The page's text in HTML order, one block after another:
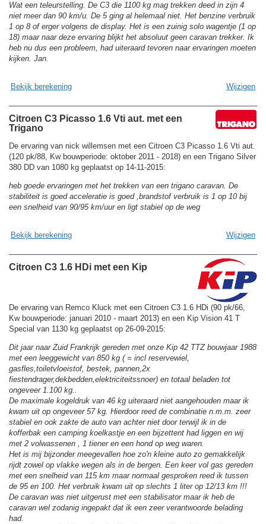
Wat een teleurstelling. De C3 die 1100 kg mag trekken deed in zijn 4
niet meer dan 90 km/u. De 5 ging al helemaal niet. Het benzine verbruik
1 op 8 of erger volgens de display. Het is een zuinig solo wagentje (1 op
18) maar naar deze ervaring blijkt het absoluut geen caravan trekker. Ik
heb nu dus een probleem, had uiteraard tevoren naar ervaringen moeten
kijken. Jan.
Bekijk berekening Wijzigen
Citroen C3 Picasso 1.6 Vti aut. met een
Trigano
De ervaring van nick willemsen met een Citroen C3 Picasso 1.6 Vti aut.
(120 pk/88, Kw bouwperiode: oktober 2011 - 2018) en een Trigano Silver
380 DD van 1080 kg geplaatst op 14-11-2015:
heb goede ervaringen met het trekken van een trigano caravan. De
stabiliteit is goed acceleratie is goed ,brandstof verbruik is 1 op 10 bij
een snelheid van 90/95 km/uur en ligt stabiel op de weg
Bekijk berekening Wijzigen
Citroen C3 1.6 HDi met een Kip
De ervaring van Remco Kluck met een Citroen C3 1.6 HDi (90 pk/66,
Kw bouwperiode: januari 2010 - maart 2013) en een Kip Vision 41 T
Special van 1130 kg geplaatst op 26-09-2015:
Dit jaar naar Zuid Frankrijk gereden met onze Kip 42 TTZ bouwjaar 1988
met een leeggewicht van 850 kg ( = incl reservewiel,
gasfles,toiletvloeistof, bestek, pannen,2x
fiestendrager,dekbedden,elektriciteitssnoer) en totaal beladen tot
ongeveer 1.100 kg..
De maximale kogeldruk van 46 kg uiteraard niet aangehouden maar ik
kwam uit op ongeveer 57 kg. Hierdoor reed de combinatie n.m.m. zeer
stabiel en ook zakte de auto van achter niet door terwijl ik in de
kofferbak een camping koelkastje en een bijzettent had liggen en wij
met 2 volwassenen , 1 tiener en een hond op weg waren.
Het is mij bijzonder meegevallen hoe zo'n kleine auto zo gemakkelijk
rijdt zowel op vlakke wegen als in de bergen. Een keer vol gas gereden
met een snelheid van 115 km maar normaal gesproken reed ik tussen
de 95 en 100. Het verbruik kwam uit op slechts 1 liter op 12/13 km !!!
De caravan was niet uitgerust met een stabilisator maar ik heb de
caravan wel zodanig ingepakt dat ik een zeer verantwoorde belading
had.